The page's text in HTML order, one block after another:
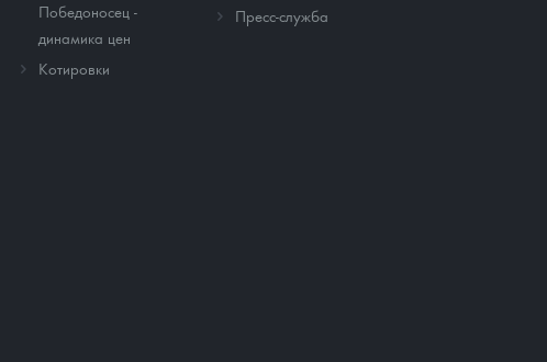
Победоносец -
динамика цен
Котировки
Пресс-служба